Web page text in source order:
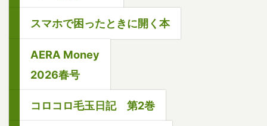
スマホで困ったときに開く本
AERA Money
2026春号
コロコロ毛玉日記 第2巻